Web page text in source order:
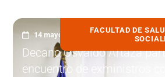
FACULTAD DE
14 mayo, 2026
Decano Osvaldo Artaza
encuentro de exministros